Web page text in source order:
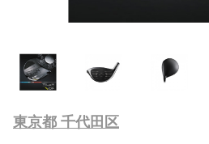
東京都 千代田区